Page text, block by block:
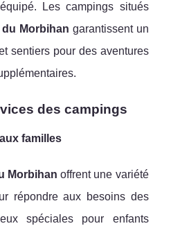
Les campings situés
du Morbihan garantissent un
sentiers pour des aventures
des campings
familles
Morbihan offrent une variété
répondre aux besoins des
spéciales pour enfants